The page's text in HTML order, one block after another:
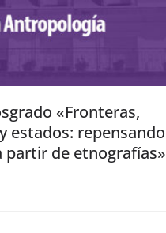
«Fronteras,
estados: repensando
partir de etnografías»